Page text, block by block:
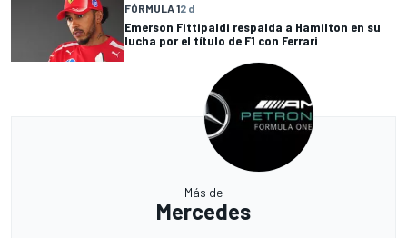
FÓRMULA 12 d
Emerson Fittipaldi respalda a Hamilton en su
lucha por el título de F1 con Ferrari
Más de
Mercedes